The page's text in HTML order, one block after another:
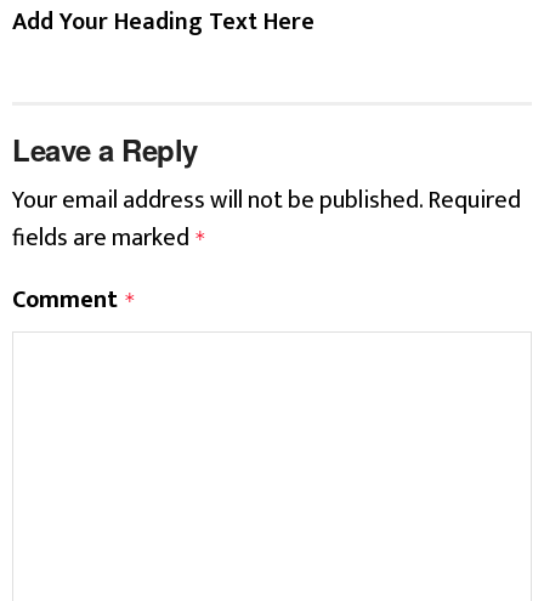
Add Your Heading Text Here
Leave a Reply
Your email address will not be published.Required
fields are marked *
Comment *